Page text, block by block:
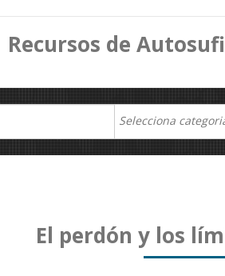
Recursos de
El perdón y los